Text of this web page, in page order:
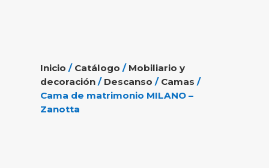
Inicio / Catálogo / Mobiliario y
decoración / Descanso / Camas /
Cama de matrimonio MILANO –
Zanotta